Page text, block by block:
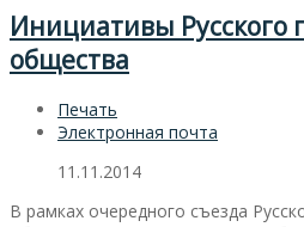
Инициативы Русского
общества
Печать
Электронная почта
11.11.2014
В рамках очередного съезда